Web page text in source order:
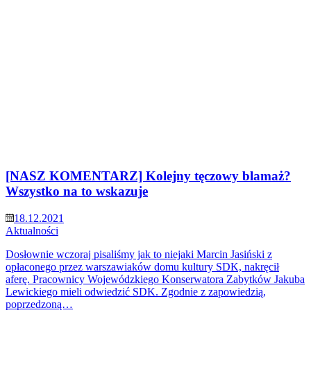
[NASZ KOMENTARZ] Kolejny tęczowy blamaż?
Wszystko na to wskazuje
18.12.2021
Aktualności
Dosłownie wczoraj pisaliśmy jak to niejaki Marcin Jasiński z
opłaconego przez warszawiaków domu kultury SDK, nakręcił
aferę. Pracownicy Wojewódzkiego Konserwatora Zabytków Jakuba
Lewickiego mieli odwiedzić SDK. Zgodnie z zapowiedzią,
poprzedzoną…